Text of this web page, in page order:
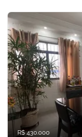
R$ 430.000